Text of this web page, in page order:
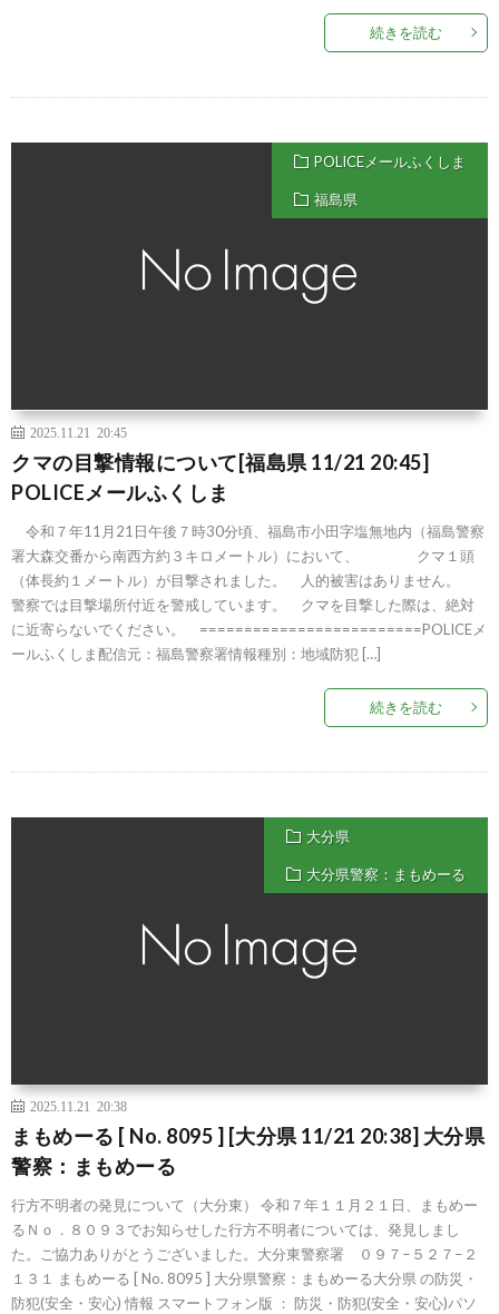
続きを読む
POLICEメールふくしま
福島県
2025.11.21 20:45
クマの目撃情報について[福島県 11/21 20:45]
POLICEメールふくしま
令和７年11月21日午後７時30分頃、福島市小田字塩無地内（福島警察
署大森交番から南西方約３キロメートル）において、 クマ１頭
（体長約１メートル）が目撃されました。 人的被害はありません。
警察では目撃場所付近を警戒しています。 クマを目撃した際は、絶対
に近寄らないでください。 =========================POLICEメ
ールふくしま配信元：福島警察署情報種別：地域防犯 […]
続きを読む
大分県
大分県警察：まもめーる
2025.11.21 20:38
まもめーる [ No. 8095 ] [大分県 11/21 20:38] 大分県
警察：まもめーる
行方不明者の発見について（大分東） 令和７年１１月２１日、まもめー
るＮｏ．８０９３でお知らせした行方不明者については、発見しまし
た。ご協力ありがとうございました。大分東警察署 ０９７−５２７−２
１３１ まもめーる [ No. 8095 ] 大分県警察：まもめーる大分県 の防災・
防犯(安全・安心) 情報 スマートフォン版 ： 防災・防犯(安全・安心)パソ